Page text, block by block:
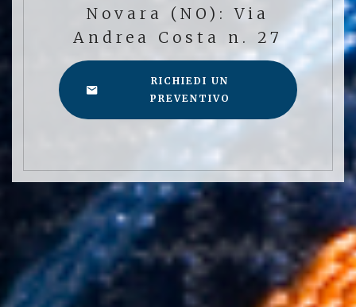
Novara (NO): Via
Andrea Costa n. 27
RICHIEDI UN
PREVENTIVO